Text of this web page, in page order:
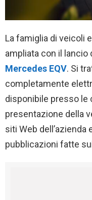
La famiglia di veicoli
ampliata con il
Mercedes EQV. Si
completamente
disponibile presso le
presentazione della
siti Web dell’azienda
pubblicazioni fatte